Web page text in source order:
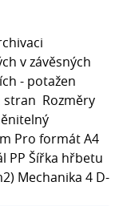
v závěsných
- potažen
stran Rozměry
Pro formát A4
PP Šířka hřbetu
Mechanika 4 D-